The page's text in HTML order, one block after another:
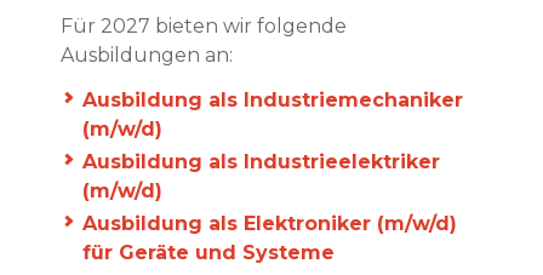
Für 2027 bieten wir folgende
Ausbildungen an:
Ausbildung als Industriemechaniker
(m/w/d)
Ausbildung als Industrieelektriker
(m/w/d)
Ausbildung als Elektroniker (m/w/d)
für Geräte und Systeme